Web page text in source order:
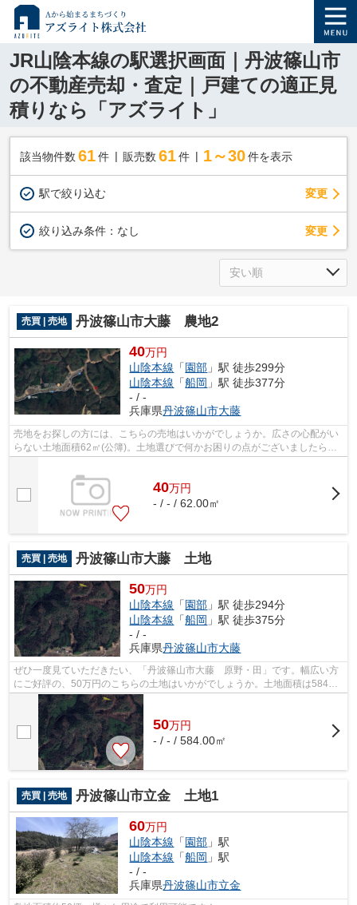
JR山陰本線の駅選択画面｜丹波篠山市
の不動産売却・査定｜戸建ての適正見
積りなら「アズライト」
該当物件数 61件 販売数 61 件 1～30 件を表示
駅で絞り込む 変更
絞り込み条件： なし 変更
売買 | 売地 丹波篠山市大藤 農地2
40万円
山陰本線 「園部 」駅 徒歩299分
山陰本線 「船岡 」駅 徒歩377分
- / -
兵庫県丹波篠山市大藤
売地をお探しの方には、こちらの売地はいかがでしょうか。広さの心配がい
らない土地面積62㎡(公簿)。土地選びで何かお困りの点がございましたら、
お気軽にお問い合わせください。当社...
40万円
- / - / 62.00㎡
売買 | 売地 丹波篠山市大藤 土地
50万円
山陰本線 「園部 」駅 徒歩294分
山陰本線 「船岡 」駅 徒歩375分
- / -
兵庫県丹波篠山市大藤
ぜひ一度見ていただきたい、「丹波篠山市大藤 原野・田」です。幅広い方
にご好評の、50万円のこちらの土地はいかがでしょうか。土地面積は584㎡
(公簿)で一押しです。コチラの土地は売...
50万円
- / - / 584.00㎡
売買 | 売地 丹波篠山市立金 土地1
60万円
山陰本線 「園部 」駅
山陰本線 「船岡 」駅
- / -
兵庫県丹波篠山市立金